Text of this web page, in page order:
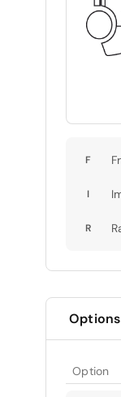
F
I
R
Option